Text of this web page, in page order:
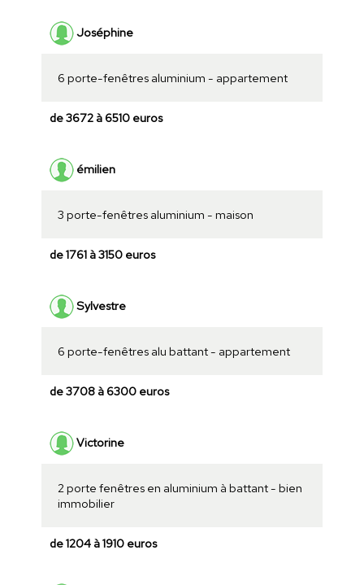
Joséphine
6 porte-fenêtres aluminium - appartement
de 3672 à 6510 euros
émilien
3 porte-fenêtres aluminium - maison
de 1761 à 3150 euros
Sylvestre
6 porte-fenêtres alu battant - appartement
de 3708 à 6300 euros
Victorine
2 porte fenêtres en aluminium à battant - bien
immobilier
de 1204 à 1910 euros